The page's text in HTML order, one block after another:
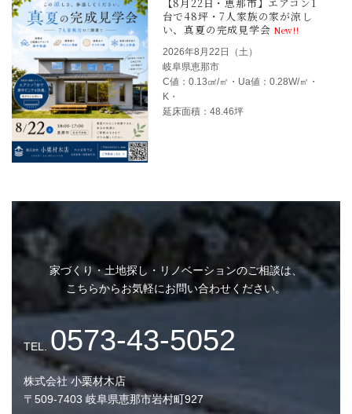
Q. 小屋裏エアコンと床下エアコンは平屋に
ますか？
Q. 恵那市以外でも平屋の相談はできますか？
施工事例一覧に戻る
2026年8月22日（土）
岐阜県恵那市
C値：0.13㎠/㎡・Ua値：0.28W/㎡・
K・
延床面積：48.46坪
家づくり・土地探し・リノベーションのご相談は、
こちらからお気軽にお問い合わせください。
株式会社 小栗材木店
〒509-7403 岐阜県恵那市岩村町927